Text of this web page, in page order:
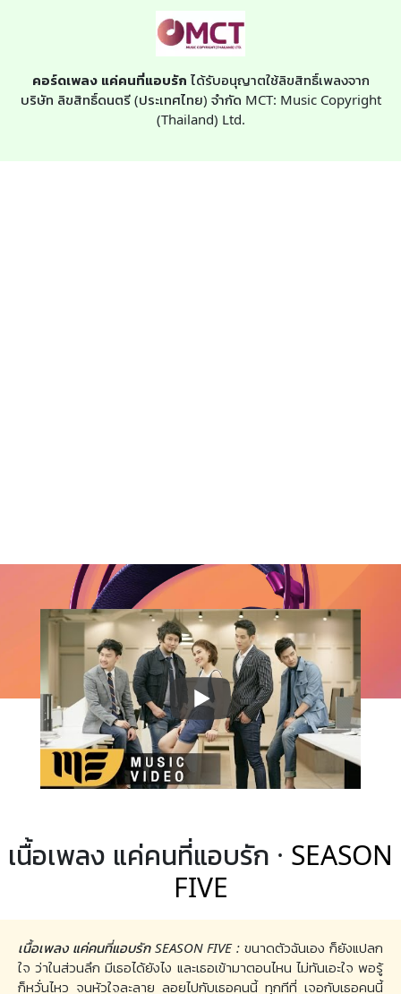
คอร์ดเพลง แค่คนที่แอบรัก ได้รับอนุญาตใช้ลิขสิทธิ์เพลงจาก
บริษัท ลิขสิทธิ์ดนตรี (ประเทศไทย) จำกัด MCT: Music Copyright
(Thailand) Ltd.
เนื้อเพลง แค่คนที่แอบรัก · SEASON
FIVE
เนื้อเพลง แค่คนที่แอบรัก SEASON FIVE :ขนาดตัวฉันเอง ก็ยังแปลก
ใจ ว่าในส่วนลึก มีเธอได้ยังไง และเธอเข้ามาตอนไหน ไม่ทันเอะใจ พอรู้
ก็หวั่นไหว จนหัวใจละลาย ลอยไปกับเธอคนนี้ ทุกทีที่ เจอกับเธอคนนี้